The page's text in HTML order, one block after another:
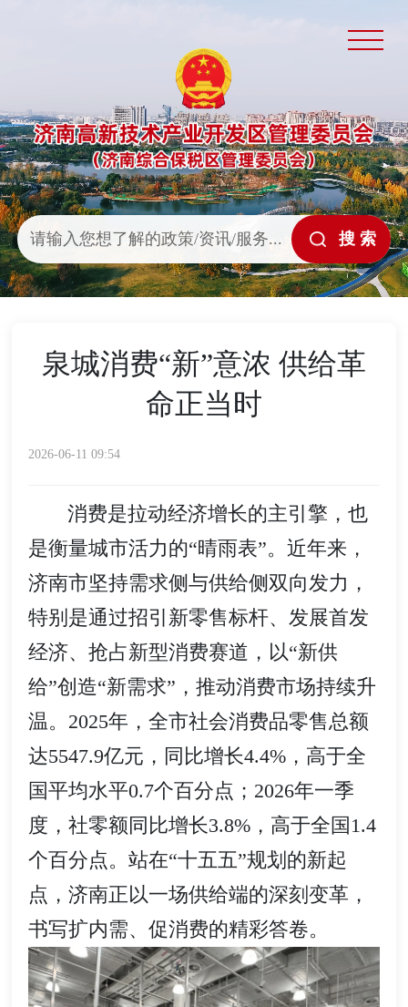
泉城消费“新”意浓 供给革
命正当时
2026-06-11 09:54
消费是拉动经济增长的主引擎，也
是衡量城市活力的“晴雨表”。近年来，
济南市坚持需求侧与供给侧双向发力，
特别是通过招引新零售标杆、发展首发
经济、抢占新型消费赛道，以“新供
给”创造“新需求”，推动消费市场持续升
温。2025年，全市社会消费品零售总额
达5547.9亿元，同比增长4.4%，高于全
国平均水平0.7个百分点；2026年一季
度，社零额同比增长3.8%，高于全国1.4
个百分点。站在“十五五”规划的新起
点，济南正以一场供给端的深刻变革，
书写扩内需、促消费的精彩答卷。